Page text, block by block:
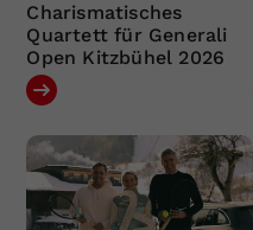
Charismatisches
Quartett für Generali
Open Kitzbühel 2026